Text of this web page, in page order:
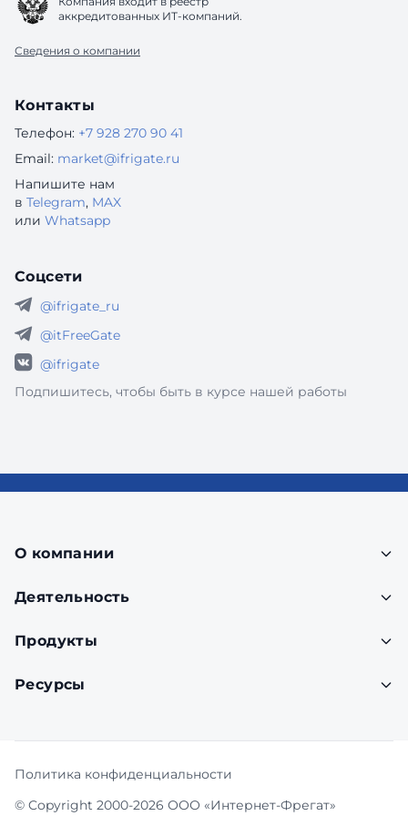
аккредитованных ИТ-компаний.
Сведения о компании
Контакты
Телефон: +7 928 270 90 41
Email: market@ifrigate.ru
Напишите нам
в Telegram, MAX
или Whatsapp
Соцсети
@ifrigate_ru
@itFreeGate
@ifrigate
Подпишитесь, чтобы быть в курсе нашей работы
О компании
Деятельность
Продукты
Ресурсы
© Copyright 2000-2026 ООО «Интернет-Фрегат»
Политика конфиденциальности